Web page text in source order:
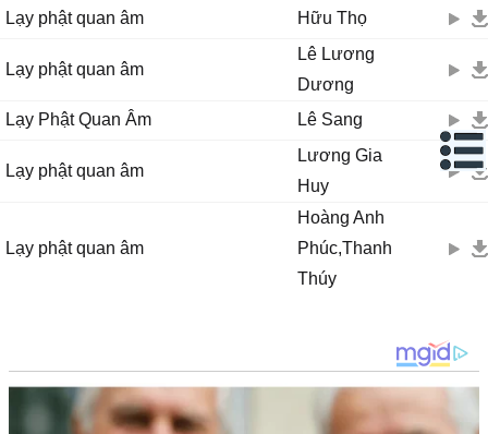
Lạy phật quan âm
Hữu Thọ
Lạy phật quan âm
Lê Lương
Dương
Lạy Phật Quan Âm
Lê Sang
Lạy phật quan âm
Lương Gia
Huy
Lạy phật quan âm
Hoàng Anh
Phúc,Thanh
Thúy